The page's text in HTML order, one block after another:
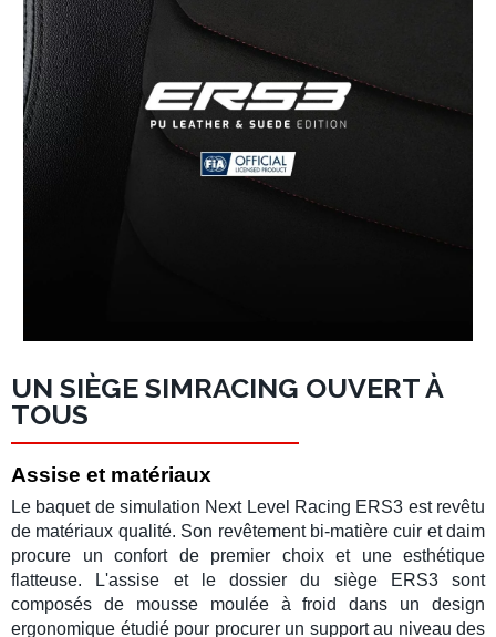
UN SIÈGE SIMRACING OUVERT À
TOUS
Assise et matériaux
Le baquet de simulation Next Level Racing ERS3 est revêtu
de matériaux qualité. Son revêtement bi-matière cuir et daim
procure un confort de premier choix et une esthétique
flatteuse. L'assise et le dossier du siège ERS3sont
composés de mousse moulée à froid dans un design
ergonomique étudié pour procurer un support au niveau des